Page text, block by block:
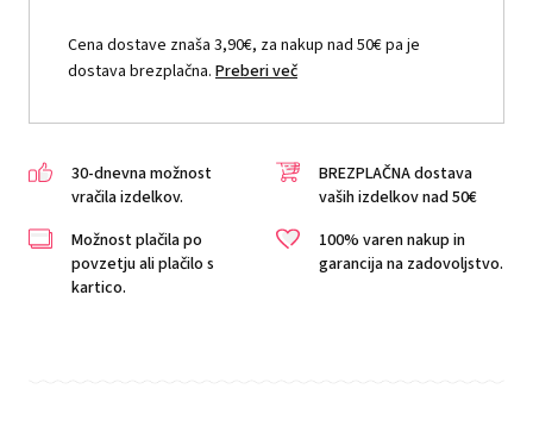
Cena dostave znaša 3,90€, za nakup nad 50€ pa je
dostava brezplačna. Preberi več
30-dnevna možnost
vračila izdelkov.
BREZPLAČNA dostava
vaših izdelkov nad 50€
Možnost plačila po
povzetju ali plačilo s
kartico.
100% varen nakup in
garancija na zadovoljstvo.